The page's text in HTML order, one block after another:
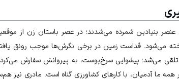
عنصر بنیادین شمرده می‌شدند؛ در عصر باستان زن از
می‌شود. قداست زمین در برخی نگرش‌ها موجب رونق
می‌شد؛ پیشوایی سرخ‌پوست، به پیروانش سفارش می‌کرد
همه ما آدمیان، با کارهای کشاورزی گناه است. مادری